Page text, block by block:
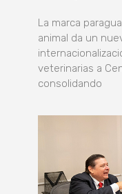
La marca
animal da un
veterinarias a
consolidando